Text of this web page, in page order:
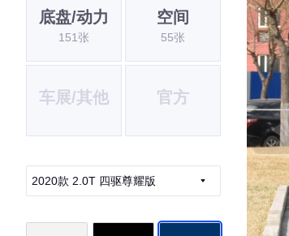
底盘/动力
151张
空间
55张
车展/其他 官方
2020款 2.0T 四驱尊耀版